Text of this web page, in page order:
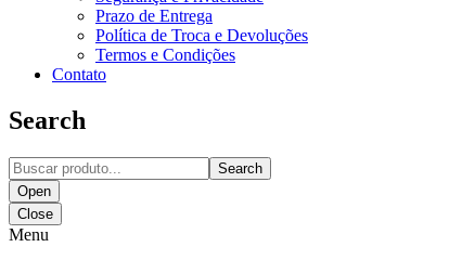
Prazo de Entrega
Política de Troca e Devoluções
Termos e Condições
Contato
Search
Search
Open
Close
Menu